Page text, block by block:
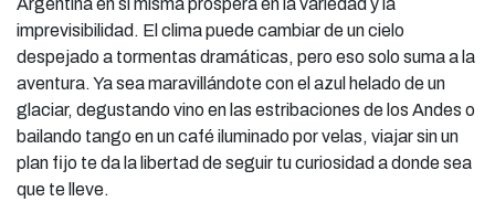
imprevisibilidad. El clima puede cambiar de un cielo
despejado a tormentas dramáticas, pero eso solo suma a la
aventura. Ya sea maravillándote con el azul helado de un
glaciar, degustando vino en las estribaciones de los Andes o
bailando tango en un café iluminado por velas, viajar sin un
plan fijo te da la libertad de seguir tu curiosidad a donde sea
que te lleve.